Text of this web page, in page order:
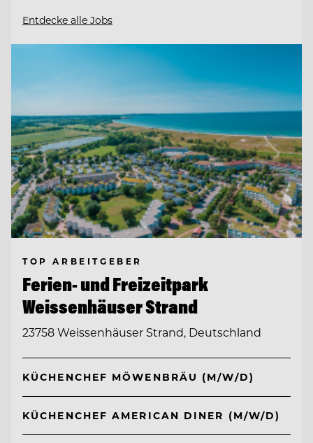
Entdecke alle Jobs
TOP ARBEITGEBER
Ferien- und Freizeitpark
Weissenhäuser Strand
23758 Weissenhäuser Strand, Deutschland
KÜCHENCHEF MÖWENBRÄU (M/W/D)
KÜCHENCHEF AMERICAN DINER (M/W/D)